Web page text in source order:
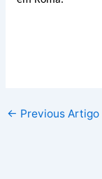
← Previous Artigo